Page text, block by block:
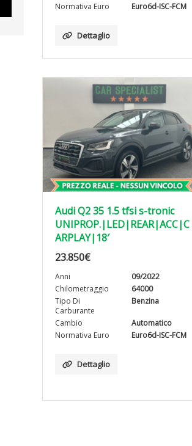
Normativa Euro
Euro6d-ISC-FCM
Dettaglio
Audi Q2 35 1.5 tfsi s-tronic
UNIPROP.|LED|REAR|ACC|C
ARPLAY|18′
23.850€
Anni
09/2022
Chilometraggio
64000
Tipo Di
Carburante
Benzina
Cambio
Automatico
Normativa Euro
Euro6d-ISC-FCM
Dettaglio